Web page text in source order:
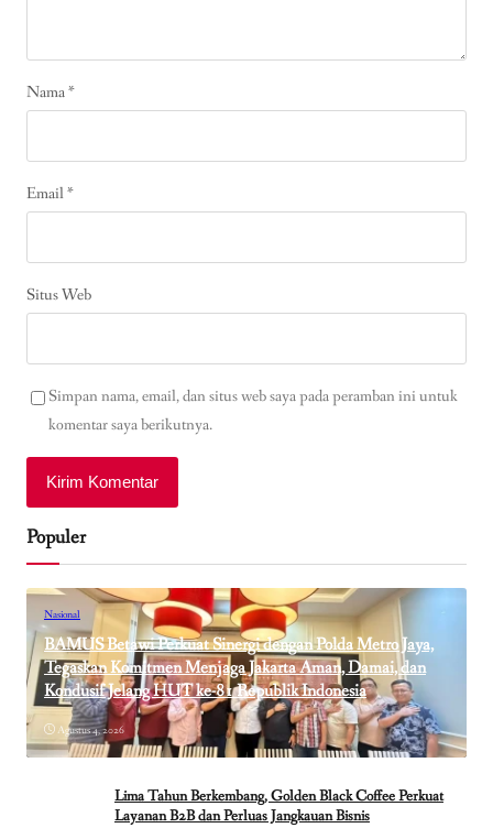
Nama*
Email*
Situs Web
Simpan nama, email, dan situs web saya pada peramban ini untuk
komentar saya berikutnya.
Populer
Nasional
BAMUS Betawi Perkuat Sinergi dengan Polda Metro Jaya,
Tegaskan Komitmen Menjaga Jakarta Aman, Damai, dan
Kondusif Jelang HUT ke-81 Republik Indonesia
Agustus 4, 2026
Lima Tahun Berkembang, Golden Black Coffee Perkuat
Layanan B2B dan Perluas Jangkauan Bisnis